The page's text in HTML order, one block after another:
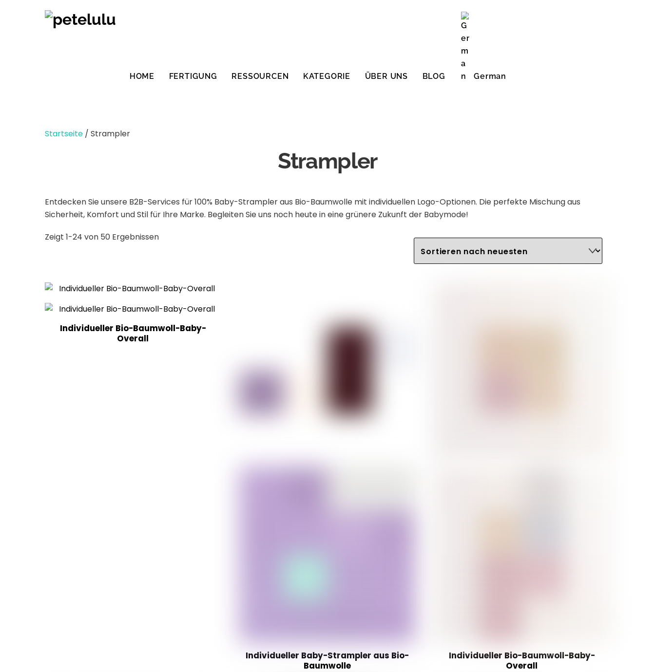
HOME FERTIGUNG RESSOURCEN KATEGORIE ÜBER UNS BLOG German
Startseite / Strampler
Strampler
Entdecken Sie unsere B2B-Services für 100% Baby-Strampler aus Bio-Baumwolle mit individuellen Logo-Optionen. Die perfekte Mischung aus
Sicherheit, Komfort und Stil für Ihre Marke. Begleiten Sie uns noch heute in eine grünere Zukunft der Babymode!
Zeigt 1-24 von 50 ErgebnissenSortiert
Individueller Bio-Baumwoll-Baby-
Overall
Individueller Baby-Strampler aus Bio-
Baumwolle
Individueller Bio-Baumwoll-Baby-
Overall